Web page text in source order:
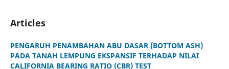
Articles
PENGARUH PENAMBAHAN ABU DASAR (BOTTOM ASH)
PADA TANAH LEMPUNG EKSPANSIF TERHADAP NILAI
CALIFORNIA BEARING RATIO (CBR) TEST